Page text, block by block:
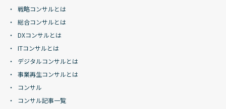
戦略コンサルとは
総合コンサルとは
DXコンサルとは
ITコンサルとは
デジタルコンサルとは
事業再生コンサルとは
コンサル
コンサル記事一覧